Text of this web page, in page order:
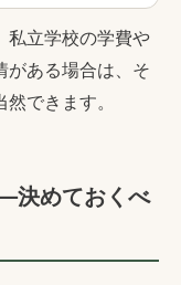
私立学校の学費や
がある場合は、そ
できます。
決めておくべ